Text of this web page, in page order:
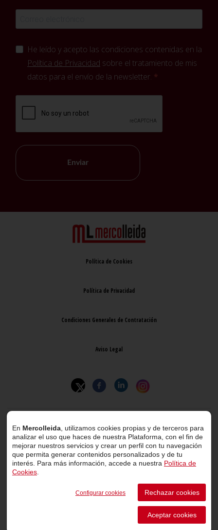
He leído y acepto las condiciones contenidas en la
Política de Privacidad sobre el tratamiento de mis
datos para el envío de la newsletter.
Enviar
Política de Cookies
Política de Privacidad
Condiciones Generales de Contratación
Aviso Legal
© 2026 Mercolleida. Todos los derechos reservados.
Proyecto webdesarrollado porACTIUM Digital
Portal de transparencia
Canal de comunicación de informantes
Perfil del Contratante
En Mercolleida , utilizamos cookies propias y de terceros para
analizar el uso que haces de nuestra Plataforma, con el fin de
mejorar nuestros servicios y crear un perfil con tu navegación
que permita generar contenidos personalizados y de tu
interés. Para más información, accede a nuestra Política de
Cookies
Configurar cookies Rechazar cookies
Aceptar cookies